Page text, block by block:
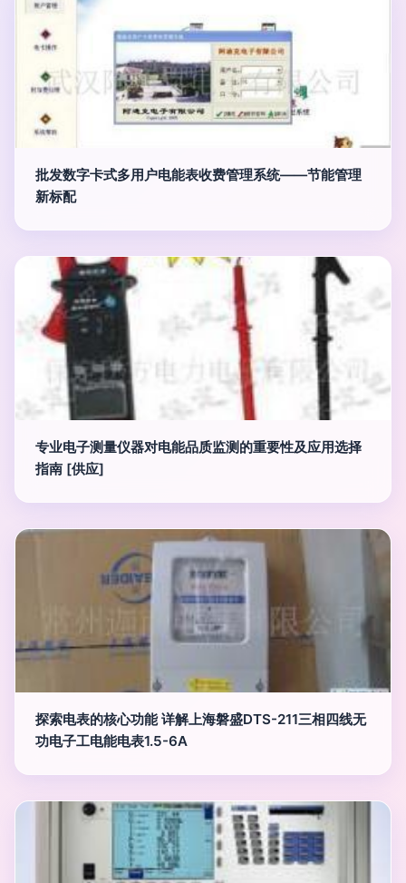
批发数字卡式多用户电能表收费管理系统——节能管理
新标配
专业电子测量仪器对电能品质监测的重要性及应用选择
指南 [供应]
探索电表的核心功能 详解上海磐盛DTS-211三相四线无
功电子工电能电表1.5-6A